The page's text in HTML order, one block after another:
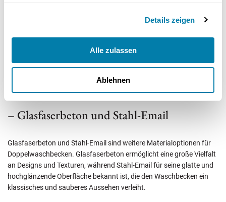
Details zeigen
Alle zulassen
Ablehnen
lassen sich Beschädigungen wie Löcher und Risse mit speziellen
Darüber hinaus ist Mineralguss aufgrund seiner hohen Haltbarkeit
und Widerstandsfähigkeit gegen Bruchschäden eine attraktive
– Glasfaserbeton und Stahl-Email
Glasfaserbeton und Stahl-Email sind weitere Materialoptionen für
Doppelwaschbecken. Glasfaserbeton ermöglicht eine große Vielfalt
an Designs und Texturen, während Stahl-Email für seine glatte und
hochglänzende Oberfläche bekannt ist, die den Waschbecken ein
klassisches und sauberes Aussehen verleiht.